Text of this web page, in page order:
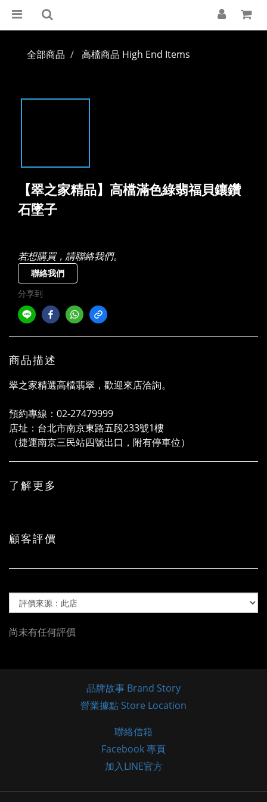
全部商品 高檔商品 High End Items
【翠之家精品】高檔滿色綠翡福貝鑲鑽
石墜子
若想購買，請聯絡我們。
聯絡我們
分享到
商品描述
翠之家精選高檔翡翠，歡迎來店洽詢。
預約專線：02-27479999
店址：台北市南京東路五段233號1樓
（捷運南京三民站四號出口，附有停車位）
了解更多
顧客評價
尚未有任何評價
品牌故事 Brand Story
營業據點 Store Location
聯絡信箱
Facebook 專頁
加入LINE官方